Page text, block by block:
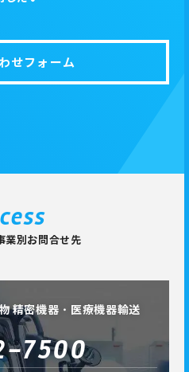
せフォーム
業別お問合せ先
精密機器・医療機器輸送
7500